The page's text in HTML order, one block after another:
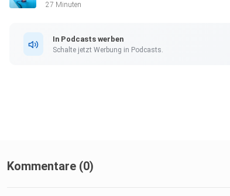
27 Minuten
In Podcasts werben
Schalte jetzt Werbung in Podcasts.
Kommentare (0)